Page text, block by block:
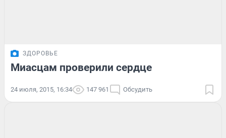
ЗДОРОВЬЕ
Миасцам проверили сердце
24 июля, 2015, 16:34 147 961 Обсудить